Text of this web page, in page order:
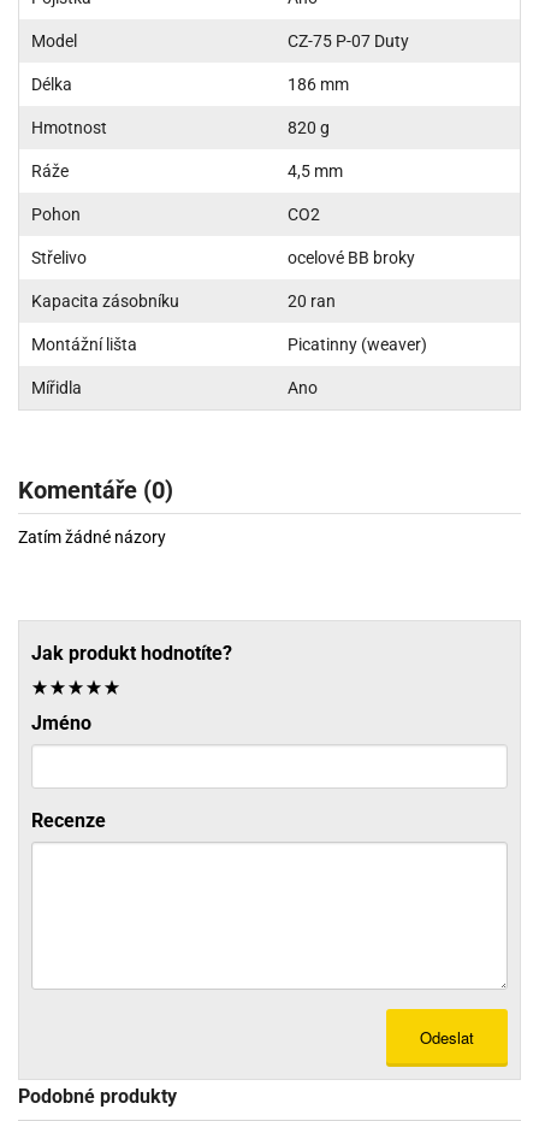
Model CZ-75 P-07 Duty
Délka 186 mm
Hmotnost 820 g
Ráže 4,5 mm
Pohon CO2
Střelivo ocelové BB broky
Kapacita zásobníku 20 ran
Montážní lišta Picatinny (weaver)
Mířidla Ano
Komentáře (0)
Zatím žádné názory
Jak produkt hodnotíte?
Jméno
Recenze
Odeslat
Podobné produkty